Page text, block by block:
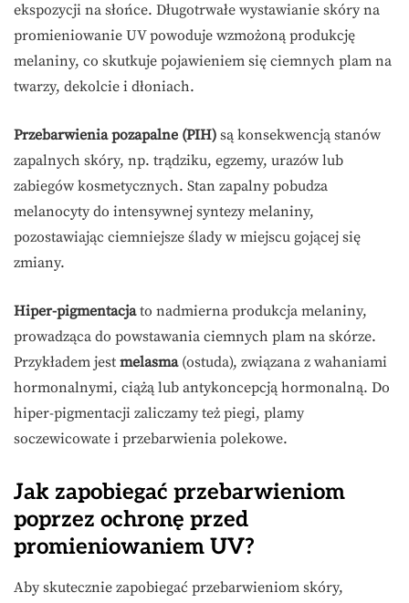
ekspozycji na słońce. Długotrwałe wystawianie skóry na
promieniowanie UV powoduje wzmożoną produkcję
melaniny, co skutkuje pojawieniem się ciemnych plam na
twarzy, dekolcie i dłoniach.
Przebarwienia pozapalne (PIH) są konsekwencją stanów
zapalnych skóry, np. trądziku, egzemy, urazów lub
zabiegów kosmetycznych. Stan zapalny pobudza
melanocyty do intensywnej syntezy melaniny,
pozostawiając ciemniejsze ślady w miejscu gojącej się
zmiany.
Hiper-pigmentacjato nadmierna produkcja melaniny,
prowadząca do powstawania ciemnych plam na skórze.
Przykładem jest melasma(ostuda), związana z wahaniami
hormonalnymi, ciążą lub antykoncepcją hormonalną. Do
hiper-pigmentacji zaliczamy też piegi, plamy
soczewicowate i przebarwienia polekowe.
Jak zapobiegać przebarwieniom
poprzez ochronę przed
promieniowaniem UV?
Aby skutecznie zapobiegać przebarwieniom skóry,